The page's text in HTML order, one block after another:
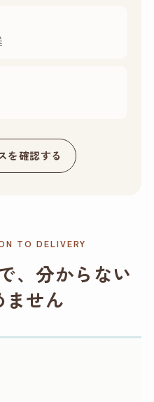
を確認する
TO DELIVERY
、分からない
ません